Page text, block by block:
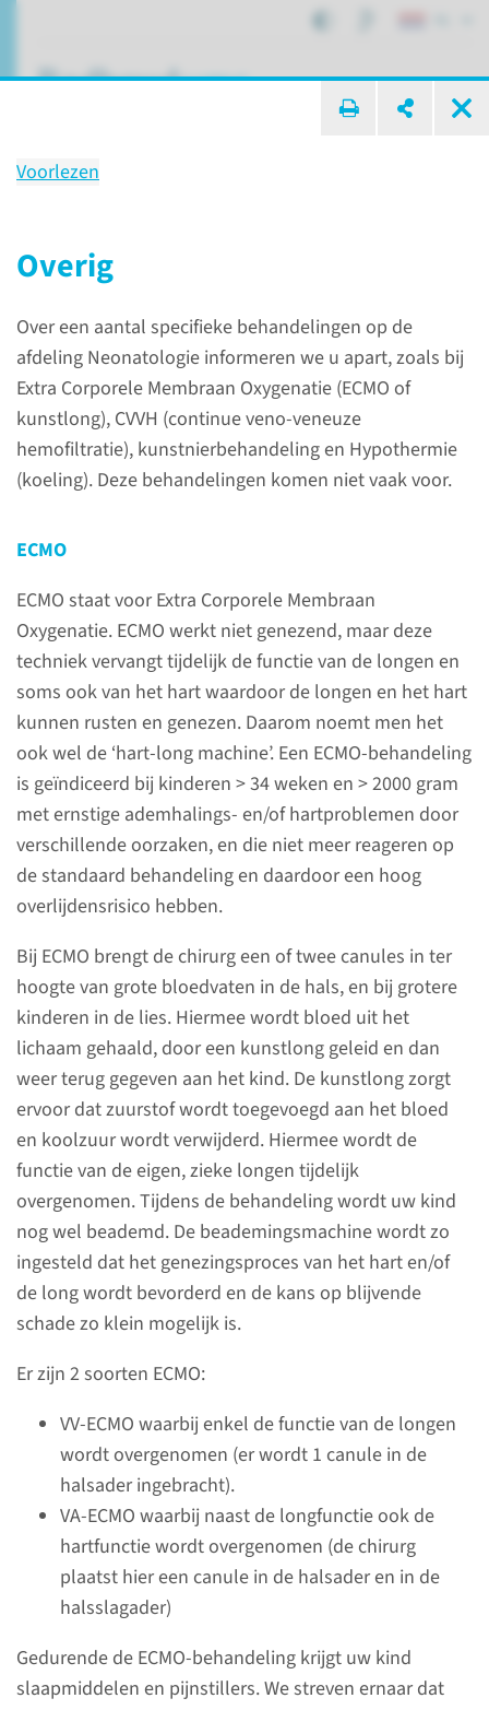
Voorlezen
Overig
Over een aantal specifieke behandelingen op de
afdeling Neonatologie informeren we u apart, zoals bij
Extra Corporele Membraan Oxygenatie (ECMO of
kunstlong), CVVH (continue veno-veneuze
hemofiltratie), kunstnierbehandeling en Hypothermie
(koeling). Deze behandelingen komen niet vaak voor.
ECMO
ECMO staat voor Extra Corporele Membraan
Oxygenatie. ECMO werkt niet genezend, maar deze
techniek vervangt tijdelijk de functie van de longen en
soms ook van het hart waardoor de longen en het hart
kunnen rusten en genezen. Daarom noemt men het
ook wel de ‘hart-long machine’. Een ECMO-behandeling
is geïndiceerd bij kinderen > 34 weken en > 2000 gram
met ernstige ademhalings- en/of hartproblemen door
verschillende oorzaken, en die niet meer reageren op
de standaard behandeling en daardoor een hoog
overlijdensrisico hebben.
Bij ECMO brengt de chirurg een of twee canules in ter
hoogte van grote bloedvaten in de hals, en bij grotere
kinderen in de lies. Hiermee wordt bloed uit het
lichaam gehaald, door een kunstlong geleid en dan
weer terug gegeven aan het kind. De kunstlong zorgt
ervoor dat zuurstof wordt toegevoegd aan het bloed
en koolzuur wordt verwijderd. Hiermee wordt de
functie van de eigen, zieke longen tijdelijk
overgenomen. Tijdens de behandeling wordt uw kind
nog wel beademd. De beademingsmachine wordt zo
ingesteld dat het genezingsproces van het hart en/of
de long wordt bevorderd en de kans op blijvende
schade zo klein mogelijk is.
Er zijn 2 soorten ECMO:
VV-ECMO waarbij enkel de functie van de longen
wordt overgenomen (er wordt 1 canule in de
halsader ingebracht).
VA-ECMO waarbij naast de longfunctie ook de
hartfunctie wordt overgenomen (de chirurg
plaatst hier een canule in de halsader en in de
halsslagader)
Gedurende de ECMO-behandeling krijgt uw kind
slaapmiddelen en pijnstillers. We streven ernaar dat
Afdelingen, specialismen en zorglocaties
Opname
Opname op NICU f1c
Opname op de NICU f1c
maar het is niet altijd mogelijk
om u vooraf uitgebreid te
informeren over de
onderzoeken en
behandelingen die
plaatsvinden. Met
onderstaande informatie
proberen we u zo goed
mogelijk te informeren.
Contact
Afdeling Neonatologie
(024) 361 38 60
Onderzoeken
Als uw baby op de afdeling
Neonatologie ligt doen we
verschillende onderzoeken.
Hierdoor heeft u contact met
meerdere zorgverleners, zoals
neonatologen, artsen,
verpleegkundigen, laboranten,
voedingsassistenten,
fysiotherapeuten en